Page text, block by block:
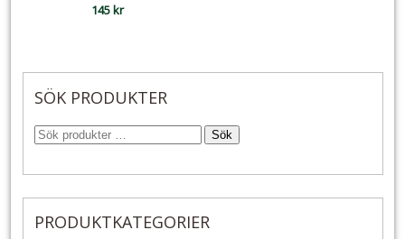
145kr
SÖK PRODUKTER
Sök
PRODUKTKATEGORIER